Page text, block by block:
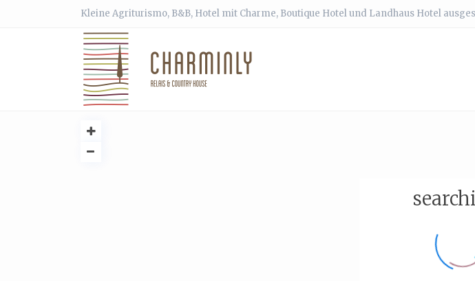
Kleine Agriturismo, B&B, Hotel mit Charme, Boutique Hotel und Landhaus Hotel